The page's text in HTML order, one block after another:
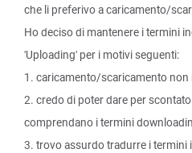
che li preferivo a caricamento/
Ho deciso di mantenere i termini
'Uploading' per i motivi seguenti:
1. caricamento/scaricamento non
2. credo di poter dare per
comprendano i termini
3. trovo assurdo tradurre i termini